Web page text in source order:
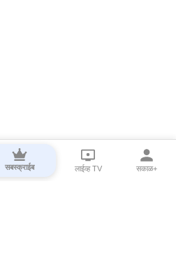
सबस्क्राईब लाईव्ह TV सकाळ+